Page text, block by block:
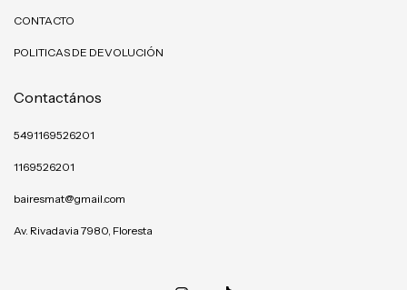
CONTACTO
POLITICAS DE DEVOLUCIÓN
Contactános
5491169526201
1169526201
bairesmat@gmail.com
Av. Rivadavia 7980, Floresta